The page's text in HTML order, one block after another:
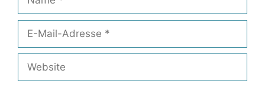
Mail-
Adresse